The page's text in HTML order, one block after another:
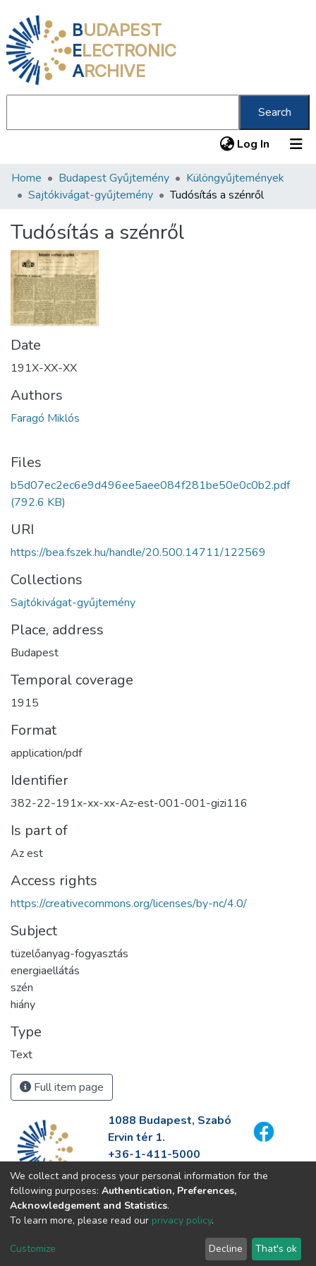
BUDAPEST
ELECTRONIC
ARCHIVE
Search
Log In (current)
Communities & Collections
Statistics
About us
Home Budapest Gyűjtemény
Különgyűjtemények
Sajtókivágat-gyűjtemény
Tudósítás a szénről
Tudósítás a szénről
Date
191X-XX-XX
Authors
Faragó Miklós
Files
b5d07ec2ec6e9d496ee5aee084f281be50e0c0b2.pdf
(792.6 KB)
URI
https://bea.fszek.hu/handle/20.500.14711/122569
Collections
Sajtókivágat-gyűjtemény
Place, address
Budapest
Temporal coverage
1915
Format
application/pdf
Identifier
382-22-191x-xx-xx-Az-est-001-001-gizi116
Is part of
Az est
Access rights
https://creativecommons.org/licenses/by-nc/4.0/
Subject
tüzelőanyag-fogyasztás
energiaellátás
szén
hiány
Type
Text
Full item page
1088 Budapest, Szabó
Ervin tér 1.
+36-1-411-5000
info@fszek.hu
https://fszek.hu
We collect and process your personal information for the
following purposes: Authentication, Preferences,
Acknowledgement and Statistics.
To learn more, please read our privacy policy.
Customize Decline That's ok